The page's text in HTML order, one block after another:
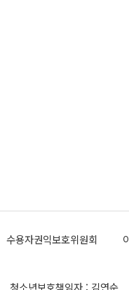
수용자권익보호위원회
청소년보호책임자 : 김연순